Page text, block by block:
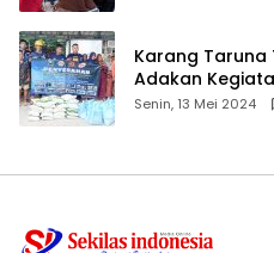
Karang Taruna
Adakan
Dhuafa dan
Senin, 13 Mei 2024